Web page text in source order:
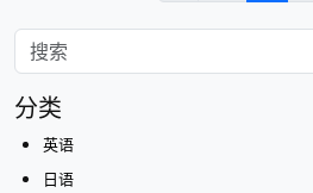
分类
英语
日语